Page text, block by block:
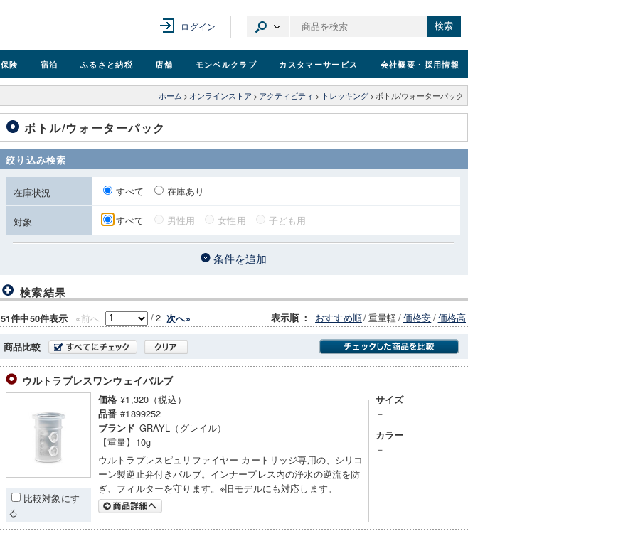
ログイン 検索
保険 宿泊 ふるさと納税 店舗 モンベルクラブ カスタマーサービス 会社概要 ・採用情報
ホーム > オンラインストア > アクティビティ > トレッキング > ボトル/ウォーターパック
ボトル/ウォーターパック
絞り込み検索
在庫状況 すべて 在庫あり
対象 すべて 男性用 女性用 子ども用
条件を追加
検索結果
51件中50件表示 «前へ /2 次へ» 表示順 ： おすすめ順/重量軽/価格安/価格高
商品比較
ウルトラプレスワンウェイバルブ
比較対象にす
る
価格 ¥1,320（税込）
品番 #1899252
ブランド GRAYL（グレイル）
【重量】10g
ウルトラプレスピュリファイヤー カートリッジ専用の、シリコ
ーン製逆止弁付きバルブ。インナープレス内の浄水の逆流を防
ぎ、フィルターを守ります。※旧モデルにも対応します。
サイズ
－
カラー
－